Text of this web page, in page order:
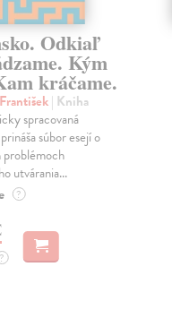
Odkiaľ
Kým
kráčame.
| Kniha
spracovaná
súbor esejí o
utvárania...
?
?